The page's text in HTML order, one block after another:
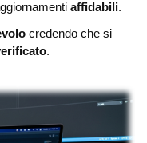
affidabili.
credendo che si
.